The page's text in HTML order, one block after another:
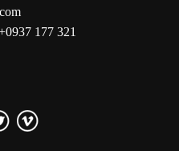
177 321